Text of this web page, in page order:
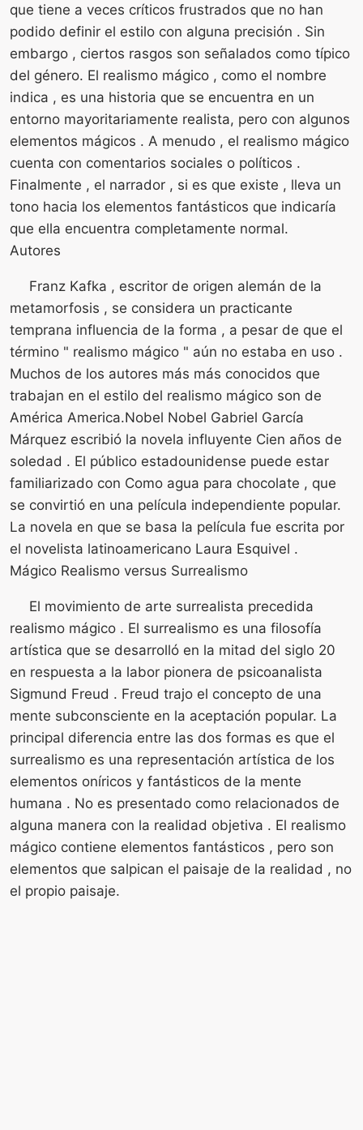
que tiene a veces críticos frustrados que no han
podido definir el estilo con alguna precisión . Sin
embargo , ciertos rasgos son señalados como típico
del género. El realismo mágico , como el nombre
indica , es una historia que se encuentra en un
entorno mayoritariamente realista, pero con algunos
elementos mágicos . A menudo , el realismo mágico
cuenta con comentarios sociales o políticos .
Finalmente , el narrador , si es que existe , lleva un
tono hacia los elementos fantásticos que indicaría
que ella encuentra completamente normal.
Autores
Franz Kafka , escritor de origen alemán de la
metamorfosis , se considera un practicante
temprana influencia de la forma , a pesar de que el
término " realismo mágico " aún no estaba en uso .
Muchos de los autores más más conocidos que
trabajan en el estilo del realismo mágico son de
América America.Nobel Nobel Gabriel García
Márquez escribió la novela influyente Cien años de
soledad . El público estadounidense puede estar
familiarizado con Como agua para chocolate , que
se convirtió en una película independiente popular.
La novela en que se basa la película fue escrita por
el novelista latinoamericano Laura Esquivel .
Mágico Realismo versus Surrealismo
El movimiento de arte surrealista precedida
realismo mágico . El surrealismo es una filosofía
artística que se desarrolló en la mitad del siglo 20
en respuesta a la labor pionera de psicoanalista
Sigmund Freud . Freud trajo el concepto de una
mente subconsciente en la aceptación popular. La
principal diferencia entre las dos formas es que el
surrealismo es una representación artística de los
elementos oníricos y fantásticos de la mente
humana . No es presentado como relacionados de
alguna manera con la realidad objetiva . El realismo
mágico contiene elementos fantásticos , pero son
elementos que salpican el paisaje de la realidad , no
el propio paisaje.